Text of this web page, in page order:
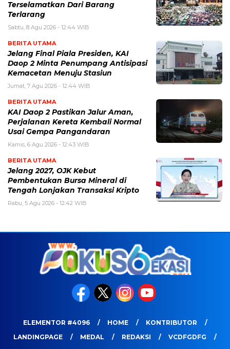
Terselamatkan Dari Barang
Terlarang
Sabtu, 8 Agu 2026 - 12:44 WIB
BERITA UTAMA
Jelang Final Piala Presiden, KAI
Daop 2 Minta Penumpang Antisipasi
Kemacetan Menuju Stasiun
Jumat, 7 Agu 2026 - 12:44 WIB
BERITA UTAMA
KAI Daop 2 Pastikan Jalur Aman,
Perjalanan Kereta Kembali Normal
Usai Gempa Pangandaran
Kamis, 6 Agu 2026 - 12:43 WIB
BERITA UTAMA
Jelang 2027, OJK Kebut
Pembentukan Bursa Mineral di
Tengah Lonjakan Transaksi Kripto
Rabu, 5 Agu 2026 - 12:42 WIB
ELEMENTOR #4096 HOME
KONTRIBUTOR
LANDINGPAGE
MEDAL REDAKSI
VCDFGDFG